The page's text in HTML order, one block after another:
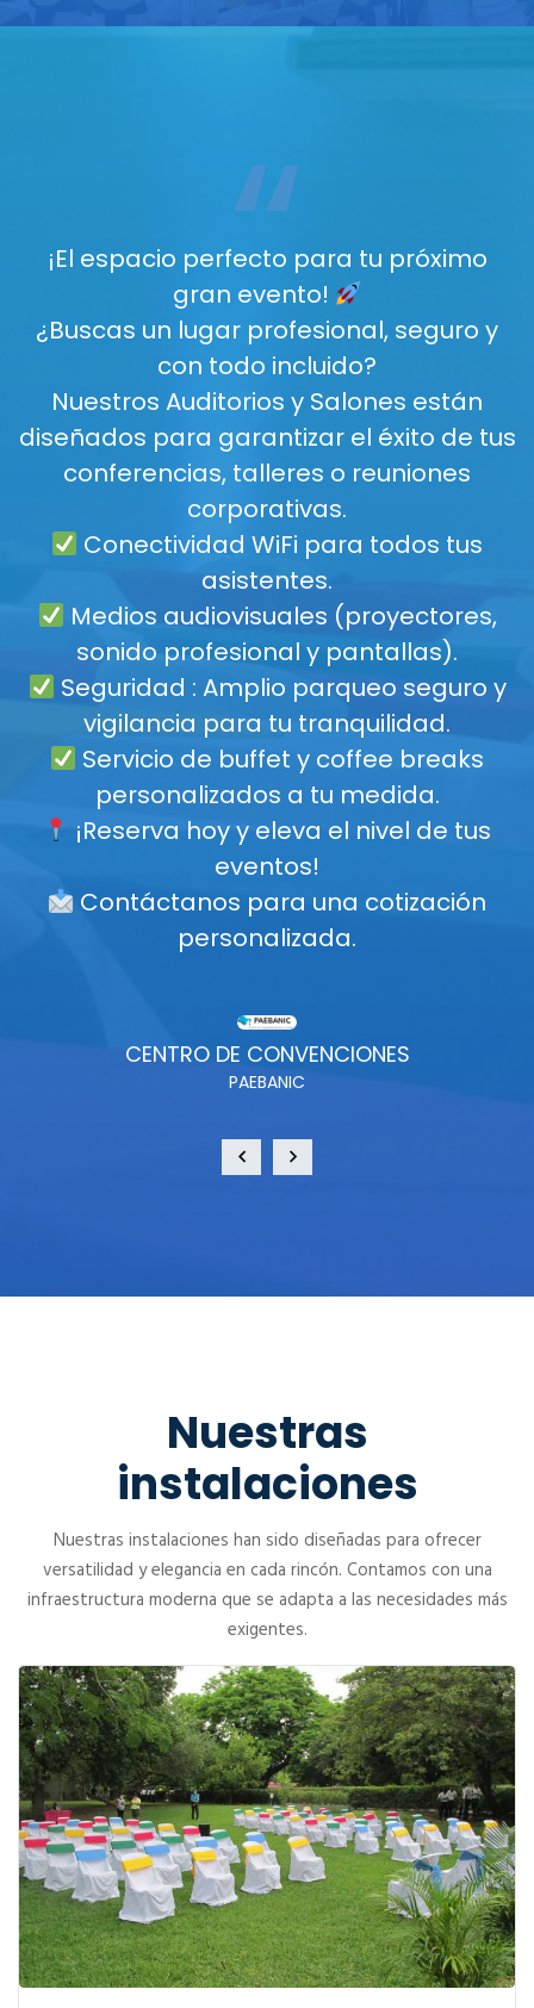
“
¡El espacio perfecto para tu próximo
gran evento!
¿Buscas un lugar profesional, seguro y
con todo incluido?
Nuestros Auditorios y Salones están
diseñados para garantizar el éxito de tus
conferencias, talleres o reuniones
corporativas.
Conectividad WiFi para todos tus
asistentes.
Medios audiovisuales (proyectores,
sonido profesional y pantallas).
Seguridad : Amplio parqueo seguro y
vigilancia para tu tranquilidad.
Servicio de buffet y coffee breaks
personalizados a tu medida.
¡Reserva hoy y eleva el nivel de tus
eventos!
Contáctanos para una cotización
personalizada.
CENTRO DE CONVENCIONES
PAEBANIC
Nuestras
instalaciones
Nuestras instalaciones han sido diseñadas para ofrecer
versatilidad y elegancia en cada rincón. Contamos con una
infraestructura moderna que se adapta a las necesidades más
exigentes.